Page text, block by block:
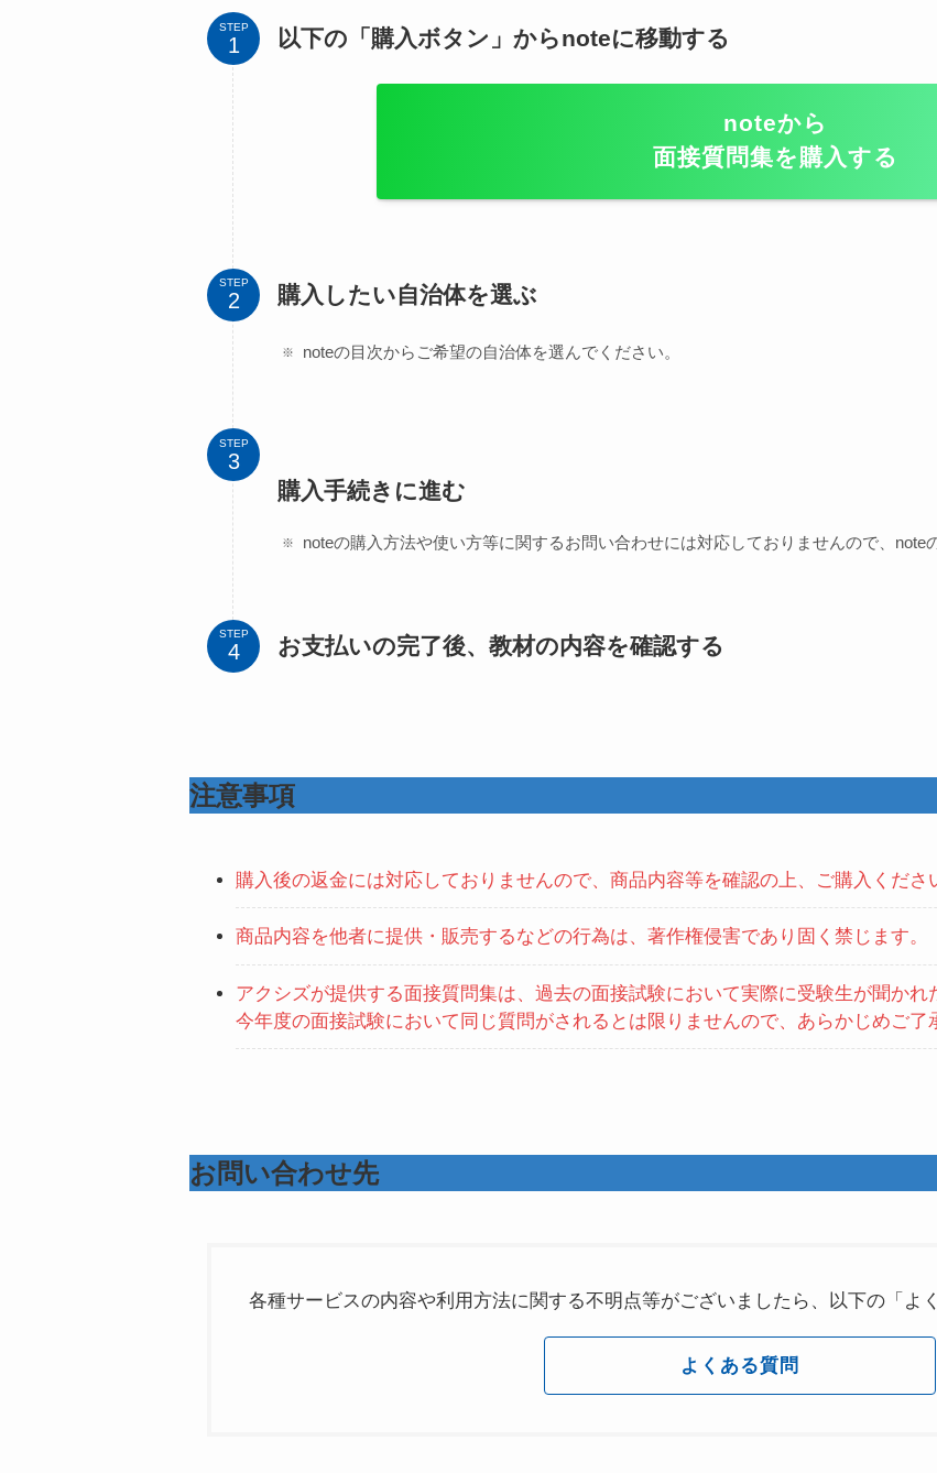
STEP 以下の「購入ボタン」からnoteに移動する
noteから
面接質問集を購入する
STEP 購入したい自治体を選ぶ
noteの目次からご希望の自治体を選んでください。
STEP
購入手続きに進む
noteの購入方法や使い方等に関するお問い合わせには対応しておりませんので、note
STEP お支払いの完了後、教材の内容を確認する
注意事項
購入後の返金には対応しておりませんので、商品内容等を確認の上、ご購入くださ
商品内容を他者に提供・販売するなどの行為は、著作権侵害であり固く禁じます。
アクシズが提供する面接質問集は、過去の面接試験において実際に受験生が聞かれ
今年度の面接試験において同じ質問がされるとは限りませんので、あらかじめご了
お問い合わせ先
各種サービスの内容や利用方法に関する不明点等がございましたら、以下の「よ
よくある質問